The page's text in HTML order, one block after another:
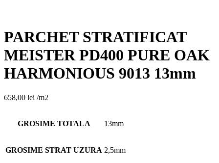
PARCHET STRATIFICAT
MEISTER PD400 PURE OAK
HARMONIOUS 9013 13mm
658,00 lei /m2
GROSIME TOTALA 13mm
GROSIME STRAT UZURA 2,5mm